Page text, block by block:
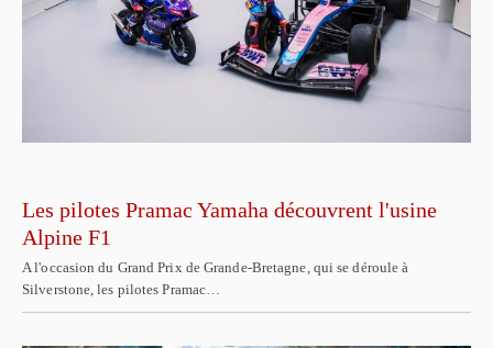
Les pilotes Pramac Yamaha découvrent l'usine
Alpine F1
A l'occasion du Grand Prix de Grande-Bretagne, qui se déroule à
Silverstone, les pilotes Pramac…